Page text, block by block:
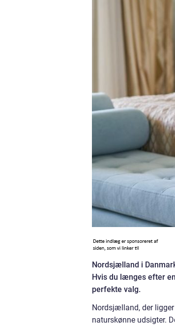
Nordsjælland i
Hvis du længes efter
perfekte valg.
Nordsjælland, der
naturskønne udsigter.